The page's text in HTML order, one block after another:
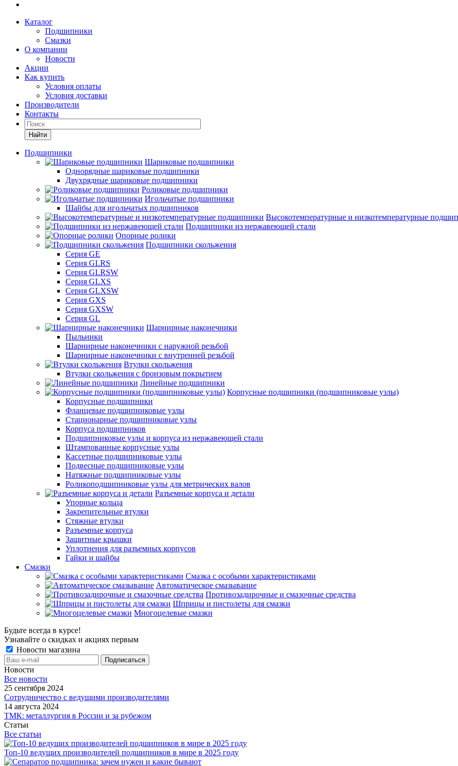
Каталог
Подшипники
Смазки
О компании
Новости
Акции
Как купить
Условия оплаты
Условия доставки
Производители
Контакты
Найти
Подшипники
Шариковые подшипники
Однорядные шариковые подшипники
Двухрядные шариковые подшипники
Роликовые подшипники
Игольчатые подшипники
Шайбы для игольчатых подшипников
Высокотемпературные и низкотемпературные
Подшипники из нержавеющей стали
Опорные ролики
Подшипники скольжения
Серия GE
Серия GLRS
Серия GLRSW
Серия GLXS
Серия GLXSW
Серия GXS
Серия GXSW
Серия GL
Шарнирные наконечники
Пыльники
Шарнирные наконечники с наружной резьбой
Шарнирные наконечники с внутренней резьбой
Втулки скольжения
Втулки скольжения с бронзовым покрытием
Линейные подшипники
Корпусные подшипники (подшипниковые узлы)
Корпусные подшипники
Фланцевые подшипниковые узлы
Стационарные подшипниковые узлы
Корпуса подшипников
Подшипниковые узлы и корпуса из нержавеющей стали
Штампованные корпусные узлы
Кассетные подшипниковые узлы
Подвесные подшипниковые узлы
Натяжные подшипниковые узлы
Роликоподшипниковые узлы для метрических валов
Разъемные корпуса и детали
Упорные кольца
Закрепительные втулки
Стяжные втулки
Разъемные корпуса
Защитные крышки
Уплотнения для разъемных корпусов
Гайки и шайбы
Смазки
Смазка с особыми характеристиками
Автоматическое смазывание
Противозадирочные и смазочные средства
Шприцы и пистолеты для смазки
Многоцелевые смазки
Будьте всегда в курсе!
Узнавайте о скидках и акциях первым
Новости магазина
Новости
Все новости
25 сентября 2024
Сотрудничество с ведущими производителями
14 августа 2024
ТМК: металлургия в России и за рубежом
Статьи
Все статьи
Топ-10 ведущих производителей подшипников в мире в 2025 году